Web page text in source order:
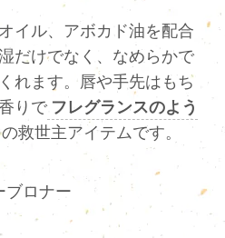
イル、アボカド油を配合
だけでなく、なめらかで
れます。唇や手先はもち
りで フレグランスのよう
救世主アイテムです。
ブロナー